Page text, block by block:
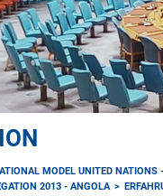
MODEL UNITED NATIONS
2013 - ANGOLA